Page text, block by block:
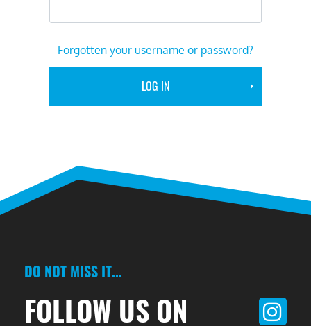
Forgotten your username or password?
DO NOT MISS IT...
FOLLOW US ON